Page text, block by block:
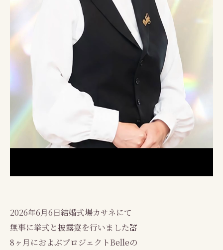
2026年6月6日結婚式場カサネにて
無事に挙式と披露宴を行いました💒
8ヶ月におよぶプロジェクトBelleの